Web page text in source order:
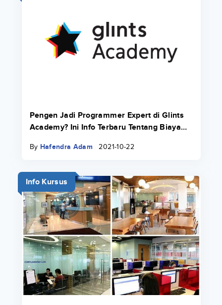
Pengen Jadi Programmer Expert di Glints
Academy? Ini Info Terbaru Tentang Biaya
By Hafendra Adam 2021-10-22
Info Kursus